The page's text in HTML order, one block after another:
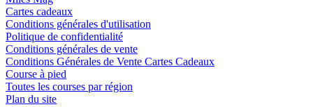
Cartes cadeaux
Conditions générales d'utilisation
Politique de confidentialité
Conditions générales de vente
Conditions Générales de Vente Cartes Cadeaux
Course à pied
Toutes les courses par région
Plan du site